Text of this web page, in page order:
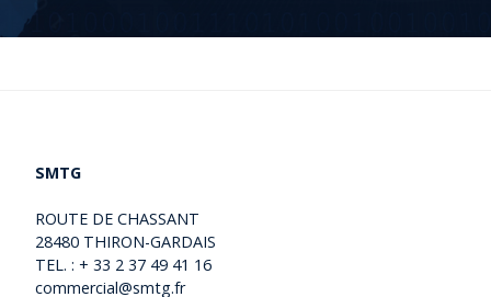
SMTG
ROUTE DE CHASSANT
28480 THIRON-GARDAIS
TEL. : + 33 2 37 49 41 16
commercial@smtg.fr